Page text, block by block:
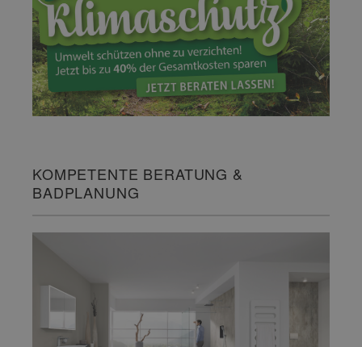
KOMPETENTE BERATUNG &
BADPLANUNG